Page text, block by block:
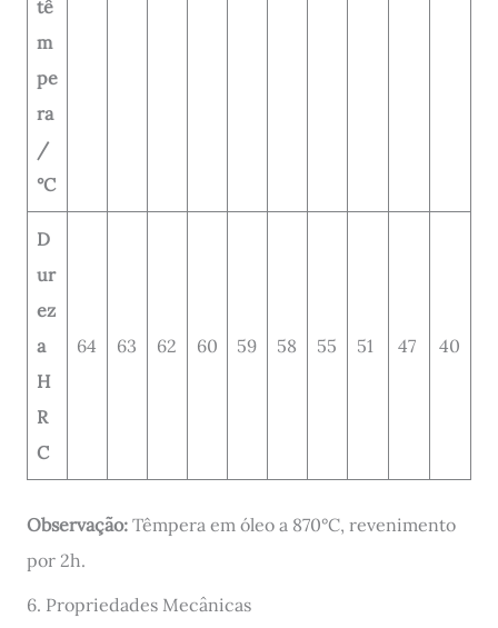
tê
m
pe
ra
/
°C
D
ur
ez
a
H
R
C
64 63 62 60 59 58 55 51 47 40
Observação: Têmpera em óleo a 870°C, revenimento
por 2h.
6. Propriedades Mecânicas